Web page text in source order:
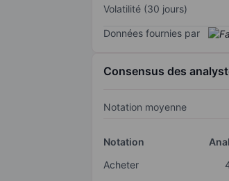
Volatilité (30 jours)
Données fournies par
Consensus des
Notation moyenne
Notation
Acheter